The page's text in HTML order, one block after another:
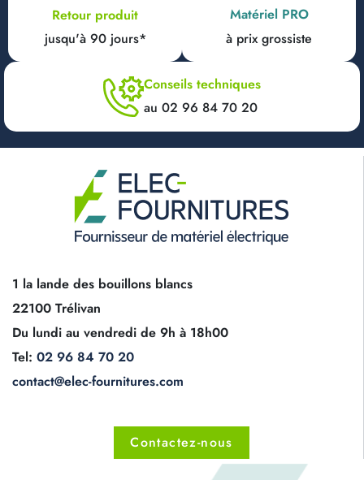
Retour produit
jusqu'à 90 jours*
Matériel PRO
à prix grossiste
Conseils techniques
au 02 96 84 70 20
1 la lande des bouillons blancs
22100 Trélivan
Du lundi au vendredi de 9h à 18h00
Tel: 02 96 84 70 20
contact@elec-fournitures.com
Contactez-nous